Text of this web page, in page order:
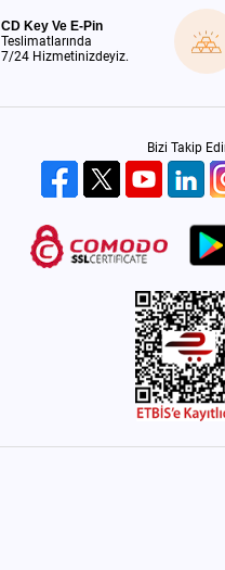
CD Key Ve E-Pin
Teslimatlarında
7/24 Hizmetinizdeyiz.
Bizi Takip